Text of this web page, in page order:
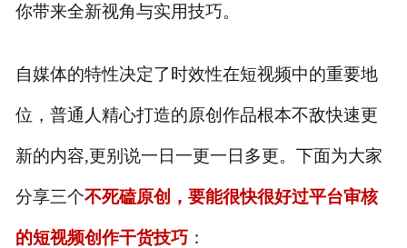
你带来全新视角与实用技巧。
自媒体的特性决定了时效性在短视频中的重要地
位，普通人精心打造的原创作品根本不敌快速更
新的内容,更别说一日一更一日多更。下面为大家
分享三个不死磕原创，要能很快很好过平台审核
的短视频创作干货技巧：